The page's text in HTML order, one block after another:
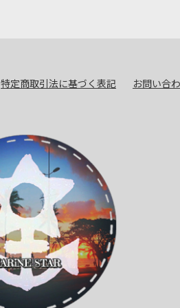
特定商取引法に基づく表記 お問い合